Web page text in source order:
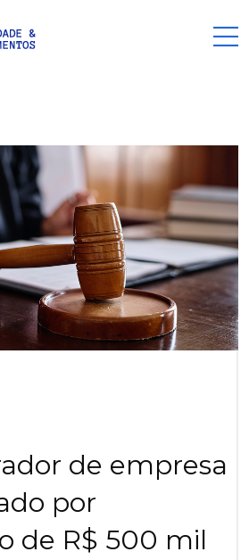
de empresa
por
de R$ 500 mil